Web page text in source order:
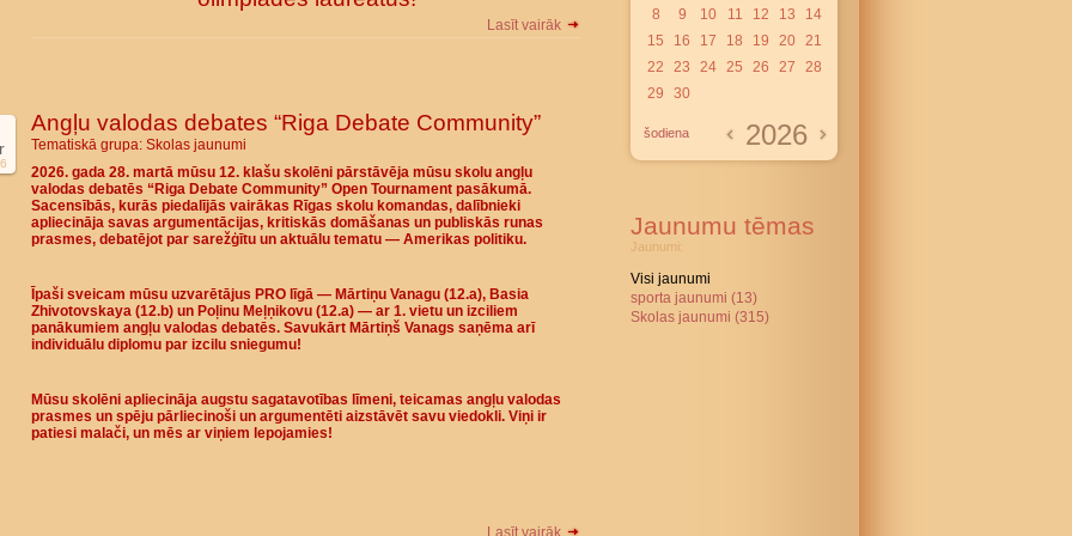
Lasīt vairāk
Angļu valodas debates “Riga Debate Community”
Tematiskā grupa: Skolas jaunumi
2026. gada 28. martā mūsu 12. klašu skolēni pārstāvēja mūsu skolu angļu
valodas debatēs “Riga Debate Community” Open Tournament pasākumā.
Sacensībās, kurās piedalījās vairākas Rīgas skolu komandas, dalībnieki
apliecināja savas argumentācijas, kritiskās domāšanas un publiskās runas
prasmes, debatējot par sarežģītu un aktuālu tematu — Amerikas politiku.
Īpaši sveicam mūsu uzvarētājus PRO līgā — Mārtiņu Vanagu (12.a), Basia
Zhivotovskaya (12.b) un Poļinu Meļņikovu (12.a) — ar 1. vietu un izciliem
panākumiem angļu valodas debatēs. Savukārt Mārtiņš Vanags saņēma arī
individuālu diplomu par izcilu sniegumu!
Mūsu skolēni apliecināja augstu sagatavotības līmeni, teicamas angļu valodas
prasmes un spēju pārliecinoši un argumentēti aizstāvēt savu viedokli. Viņi ir
patiesi malači, un mēs ar viņiem lepojamies!
Lasīt vairāk
8 9 10 11 12 13
14
15
16 17 18 19 20 21
22
23 24 25 26 27
28
29
30
šodiena 2026
Jaunumu tēmas
Jaunumi:
Visi jaunumi
sporta jaunumi (13)
Skolas jaunumi (315)